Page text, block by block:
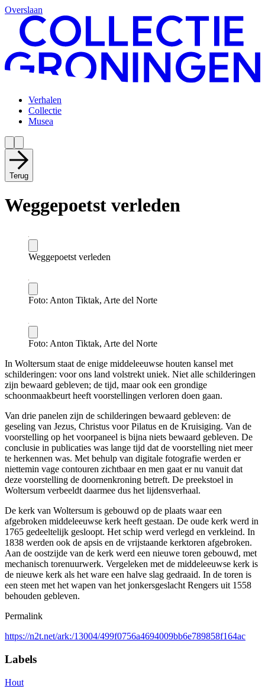
Overslaan
Verhalen
Collectie
Musea
Terug
Weggepoetst verleden
Weggepoetst verleden
Foto: Anton Tiktak, Arte del Norte
Foto: Anton Tiktak, Arte del Norte
In Woltersum staat de enige middeleeuwse houten kansel met
schilderingen: voor ons land volstrekt uniek. Niet alle schilderingen
zijn bewaard gebleven; de tijd, maar ook een grondige
schoonmaakbeurt heeft voorstellingen verloren doen gaan.
Van drie panelen zijn de schilderingen bewaard gebleven: de
geseling van Jezus, Christus voor Pilatus en de Kruisiging. Van de
voorstelling op het voorpaneel is bijna niets bewaard gebleven. De
conclusie in publicaties was lange tijd dat de voorstelling niet meer
te herkennen was. Met behulp van digitale fotografie werden er
niettemin vage contouren zichtbaar en men gaat er nu vanuit dat
deze voorstelling de doornenkroning betreft. De preekstoel in
Woltersum verbeeldt daarmee dus het lijdensverhaal.
De kerk van Woltersum is gebouwd op de plaats waar een
afgebroken middeleeuwse kerk heeft gestaan. De oude kerk werd in
1765 gedeeltelijk gesloopt. Het schip werd verlegd en verkleind. In
1838 werden ook de apsis en de vrijstaande kerktoren afgebroken.
Aan de oostzijde van de kerk werd een nieuwe toren gebouwd, met
mechanisch torenuurwerk. Vergeleken met de middeleeuwse kerk is
de nieuwe kerk als het ware een halve slag gedraaid. In de toren is
een steen met het wapen van het jonkersgeslacht Rengers uit 1558
behouden gebleven.
Permalink
https://n2t.net/ark:/13004/499f0756a4694009bb6e789858f164ac
Labels
Hout